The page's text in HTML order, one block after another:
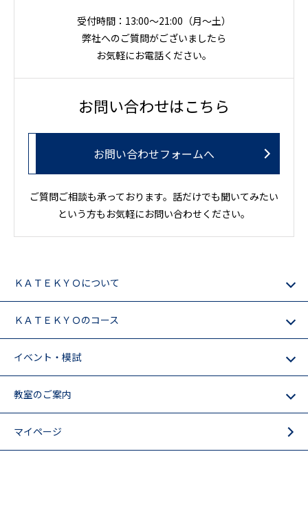
受付時間：13:00～21:00（月〜土）
弊社へのご質問がございましたら
お気軽にお電話ください。
お問い合わせはこちら
お問い合わせフォームへ
ご質問ご相談も承っております。話だけでも聞いてみたい
という方もお気軽にお問い合わせください。
ＫＡＴＥＫＹＯについて
ＫＡＴＥＫＹＯのコース
イベント・模試
教室のご案内
マイページ